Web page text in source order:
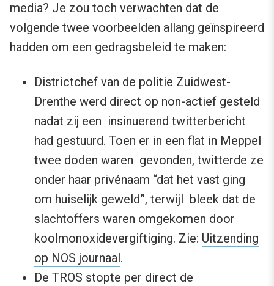
media? Je zou toch verwachten dat de
volgende twee voorbeelden allang geïnspireerd
hadden om een gedragsbeleid te maken:
Districtchef van de politie Zuidwest-
Drenthe werd direct op non-actief gesteld
nadat zij een insinuerend twitterbericht
had gestuurd. Toen er in een flat in Meppel
twee doden waren gevonden, twitterde ze
onder haar privénaam “dat het vast ging
om huiselijk geweld”, terwijl bleek dat de
slachtoffers waren omgekomen door
koolmonoxidevergiftiging. Zie: Uitzending
op NOS journaal.
De TROS stopte per direct de